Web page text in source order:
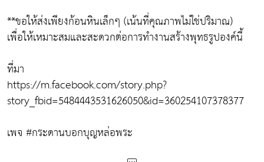
**ขอให้ส่งเพียงก้อนหินเล็กๆ (เน้นที่คุณภาพไม่ใช่ปริมาณ)
เพื่อให้เหมาะสมและสะดวกต่อการทำงานสร้างพุทธรูปองค์นี้
ที่มา
https://m.facebook.com/story.php?
story_fbid=5484443531626050&id=360254107378377
เพจ #กระดานบอกบุญหล่อพระ